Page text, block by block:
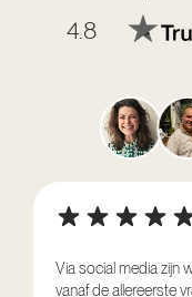
4.8
Via social media zijn
vanaf de allereerste